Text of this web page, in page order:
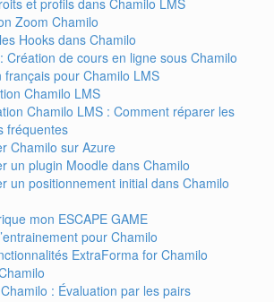
Zoom Chamilo
Hooks dans Chamilo
Création de cours en ligne sous Chamilo
français pour Chamilo LMS
Chamilo LMS
Chamilo LMS : Comment réparer les
fréquentes
Chamilo sur Azure
un plugin Moodle dans Chamilo
un positionnement initial dans Chamilo
mon ESCAPE GAME
pour Chamilo
ExtraForma for Chamilo
: Évaluation par les pairs